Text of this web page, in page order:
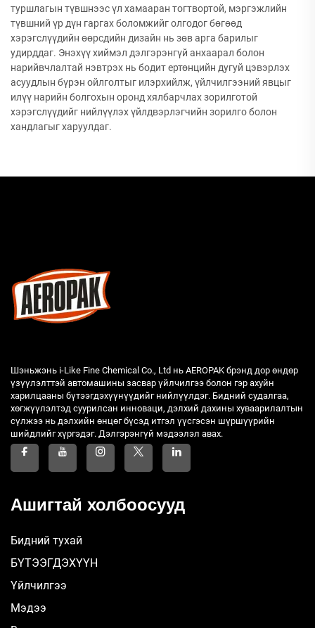
туршлагын түвшнээс үл хамааран тогтвортой, мэргэжлийн
түвшний үр дүн гаргах боломжийг олгодог бөгөөд
хэрэгслүүдийн өөрсдийн дизайн нь зөв арга барилыг
удирддаг. Энэхүү хиймэл дэлгэрэнгүй анхаарал болон
нарийвчлалтай нэвтрэх нь бодит ертөнцийн дугуй цэвэрлэх
асуудлын бүрэн ойлголтыг илэрхийлж, үйлчилгээний явцыг
илүү нарийн болгохын оронд хялбарчлах зорилготой
хэрэгслүүдийг нийлүүлэх үйлдвэрлэгчийн зорилго болон
хандлагыг харуулдаг.
Шэньжэнь i-Like Fine Chemical Co., Ltd нь AEROPAK брэнд дор өндөр
үзүүлэлттэй автомашины засвар үйлчилгээ болон гэр ахуйн
харилцааны бүтээгдэхүүнүүдийг нийлүүлдэг. Бидний судалгаа,
хөгжүүлэлтэд суурилсан инноваци, дэлхий дахины хуваарилалтын
сүлжээ нь дэлхийн өнцөг бүсэд итгэл үүсгэсэн шүршүүрийн
шийдлийг хүргэдэг. Дэлгэрэнгүй мэдээлэл авах.
Ашигтай холбоосууд
Бидний тухай
БҮТЭЭГДЭХҮҮН
Үйлчилгээ
Мэдээ